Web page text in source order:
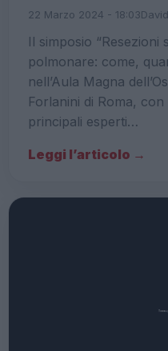
22 Marzo 2024 - 18:03
Il simposio
polmonare: come,
nell’Aula Magna
Forlanini di Roma,
principali esperti…
Leggi l’articolo →